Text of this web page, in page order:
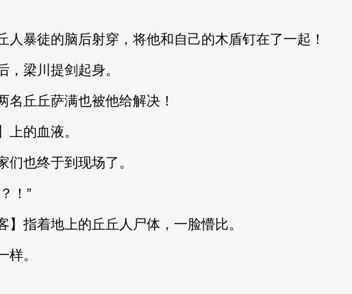
暴徒的脑后射穿，将他和自己的木盾钉在了一起！
梁川提剑起身。
丘丘萨满也被他给解决！
的血液。
也终于到现场了。
！”
指着地上的丘丘人尸体，一脸懵比。
。